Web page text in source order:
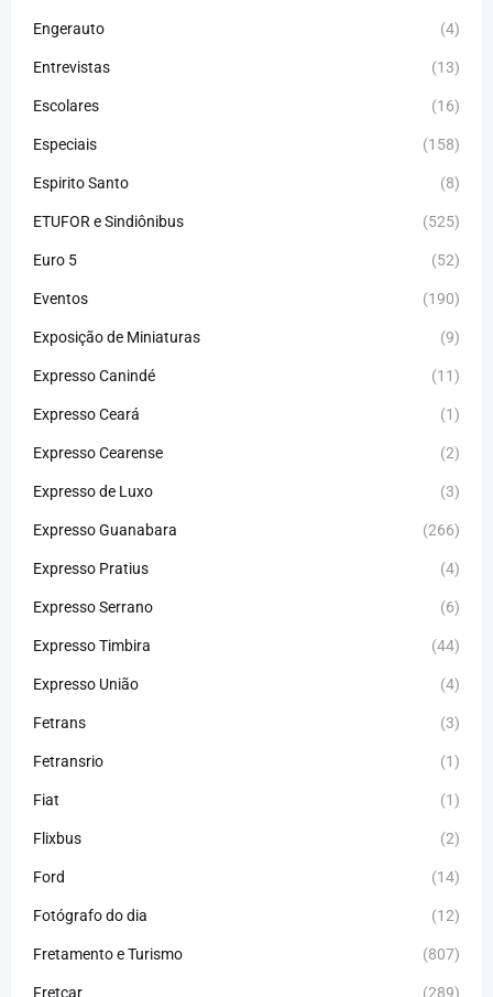
Engerauto (4)
Entrevistas (13)
Escolares (16)
Especiais (158)
Espirito Santo (8)
ETUFOR e Sindiônibus (525)
Euro 5 (52)
Eventos (190)
Exposição de Miniaturas (9)
Expresso Canindé (11)
Expresso Ceará (1)
Expresso Cearense (2)
Expresso de Luxo (3)
Expresso Guanabara (266)
Expresso Pratius (4)
Expresso Serrano (6)
Expresso Timbira (44)
Expresso União (4)
Fetrans (3)
Fetransrio (1)
Fiat (1)
Flixbus (2)
Ford (14)
Fotógrafo do dia (12)
Fretamento e Turismo (807)
Fretcar (289)